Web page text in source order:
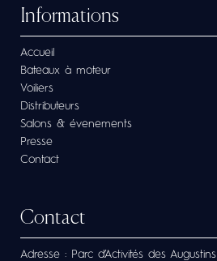
Informations
Accueil
Bateaux à moteur
Voiliers
Distributeurs
Salons & évenements
Presse
Contact
Contact
Adresse : Parc d’Activités des Augustins